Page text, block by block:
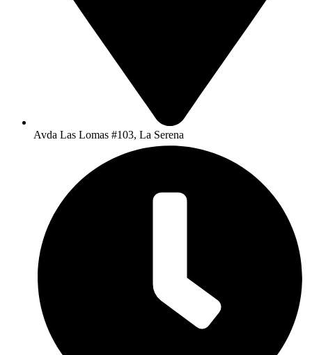
Avda Las Lomas #103, La Serena